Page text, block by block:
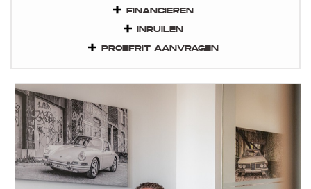
FINANCIEREN
INRUILEN
PROEFRIT AANVRAGEN